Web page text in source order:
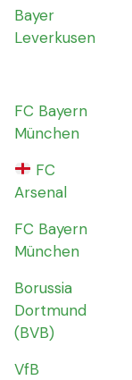
Bayer
Leverkusen
FC Bayern
München
FC
Arsenal
FC Bayern
München
Borussia
Dortmund
(BVB)
VfB